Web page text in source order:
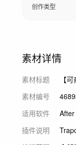
创作类型
素材详情
素材标题
【
素材编号
适用软件
After
插件说明